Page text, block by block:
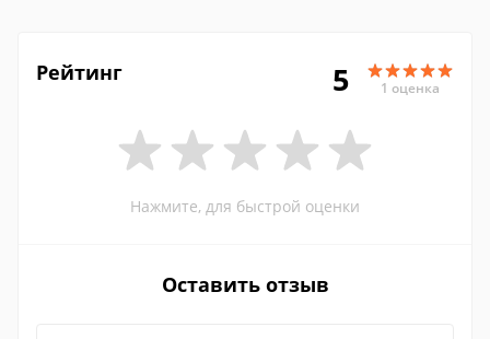
Рейтинг 5 1 оценка
Нажмите, для быстрой оценки
Оставить отзыв